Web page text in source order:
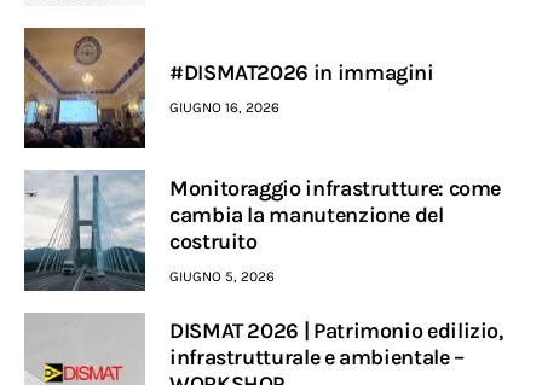
#DISMAT2026 in immagini
GIUGNO 16, 2026
Monitoraggio infrastrutture: come
cambia la manutenzione del
costruito
GIUGNO 5, 2026
DISMAT 2026 | Patrimonio edilizio,
infrastrutturale e ambientale –